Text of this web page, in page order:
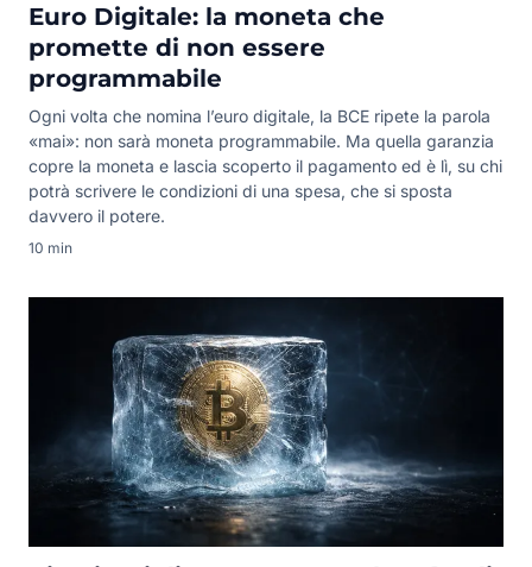
Euro Digitale: la moneta che
promette di non essere
programmabile
Ogni volta che nomina l’euro digitale, la BCE ripete la parola
«mai»: non sarà moneta programmabile. Ma quella garanzia
copre la moneta e lascia scoperto il pagamento ed è lì, su chi
potrà scrivere le condizioni di una spesa, che si sposta
davvero il potere.
10 min